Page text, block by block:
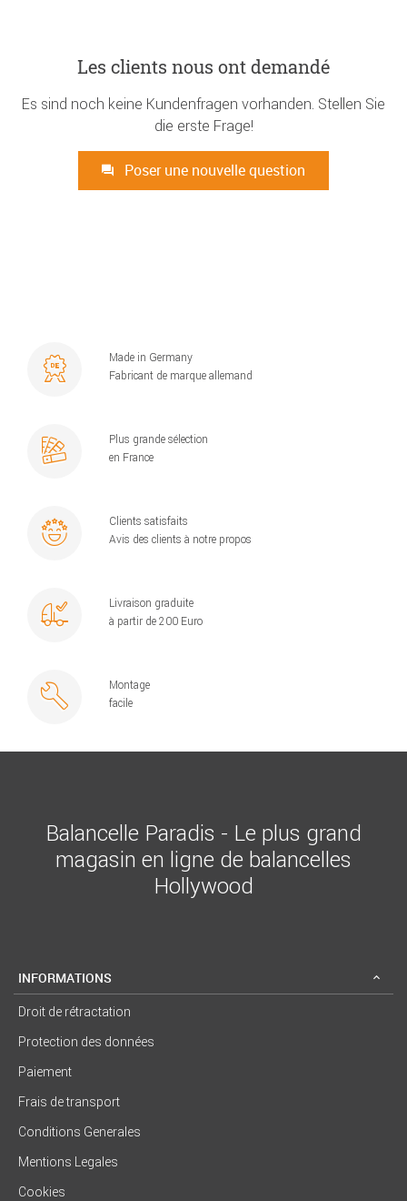
Les clients nous ont demandé
Es sind noch keine Kundenfragen vorhanden. Stellen Sie
die erste Frage!
Poser une nouvelle question
Made in Germany
Fabricant de marque allemand
Plus grande sélection
en France
Clients satisfaits
Avis des clients à notre propos
Livraison graduite
à partir de 200 Euro
Montage
facile
Balancelle Paradis - Le plus grand
magasin en ligne de balancelles
Hollywood
INFORMATIONS
Droit de rétractation
Protection des données
Paiement
Frais de transport
Conditions Generales
Mentions Legales
Cookies